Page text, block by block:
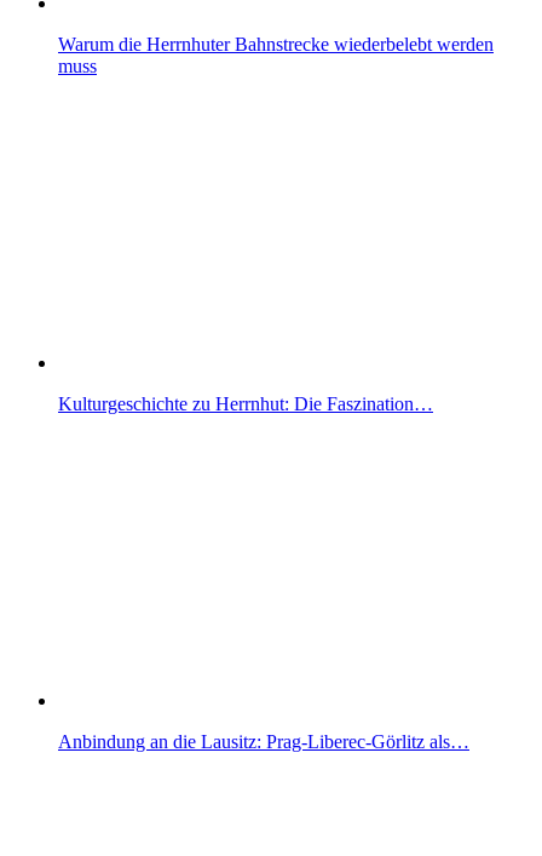
Warum die Herrnhuter Bahnstrecke wiederbelebt werden
muss
Kulturgeschichte zu Herrnhut: Die Faszination…
Anbindung an die Lausitz: Prag-Liberec-Görlitz als…